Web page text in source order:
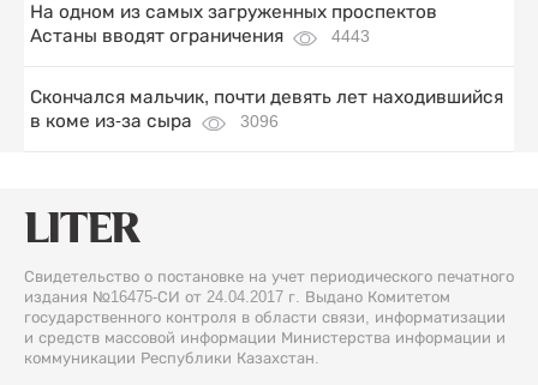
На одном из самых загруженных проспектов
Астаны вводят ограничения
4443
Скончался мальчик, почти девять лет находившийся
в коме из-за сыра
3096
Свидетельство о постановке на учет периодического печатного
издания №16475-СИ от 24.04.2017 г. Выдано Комитетом
государственного контроля в области связи, информатизации
и средств массовой информации Министерства информации и
коммуникации Республики Казахстан.